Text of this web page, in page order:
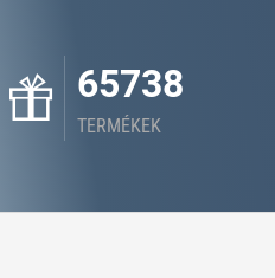
65738
TERMÉKEK